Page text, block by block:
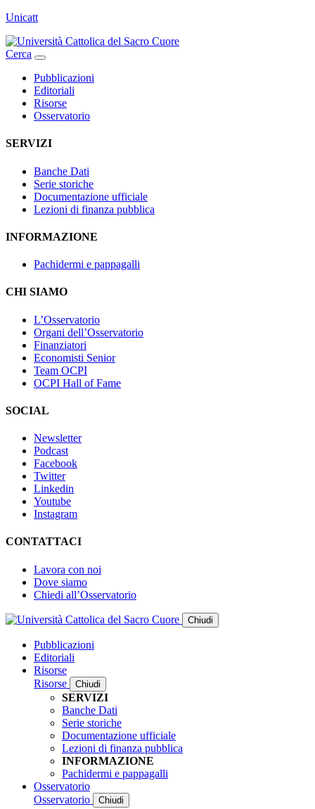
Unicatt
Cerca
Pubblicazioni
Editoriali
Risorse
Osservatorio
SERVIZI
Banche Dati
Serie storiche
Documentazione ufficiale
Lezioni di finanza pubblica
INFORMAZIONE
Pachidermi e pappagalli
CHI SIAMO
L’Osservatorio
Organi dell’Osservatorio
Finanziatori
Economisti Senior
Team OCPI
OCPI Hall of Fame
SOCIAL
Newsletter
Podcast
Facebook
Twitter
Linkedin
Youtube
Instagram
CONTATTACI
Lavora con noi
Dove siamo
Chiedi all’Osservatorio
Chiudi
Pubblicazioni
Editoriali
Risorse
Risorse
Chiudi
SERVIZI
Banche Dati
Serie storiche
Documentazione ufficiale
Lezioni di finanza pubblica
INFORMAZIONE
Pachidermi e pappagalli
Osservatorio
Osservatorio
Chiudi